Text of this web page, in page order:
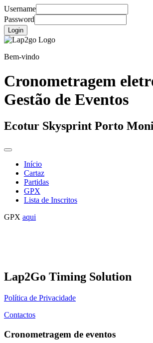
Username
Password
Login
Bem-vindo
Cronometragem
Gestão de Eventos
Ecotur Skysprint Porto
Início
Cartaz
Partidas
GPX
Lista de Inscritos
GPX aqui
Lap2Go Timing Solution
Política de Privacidade
Contactos
Cronometragem de eventos